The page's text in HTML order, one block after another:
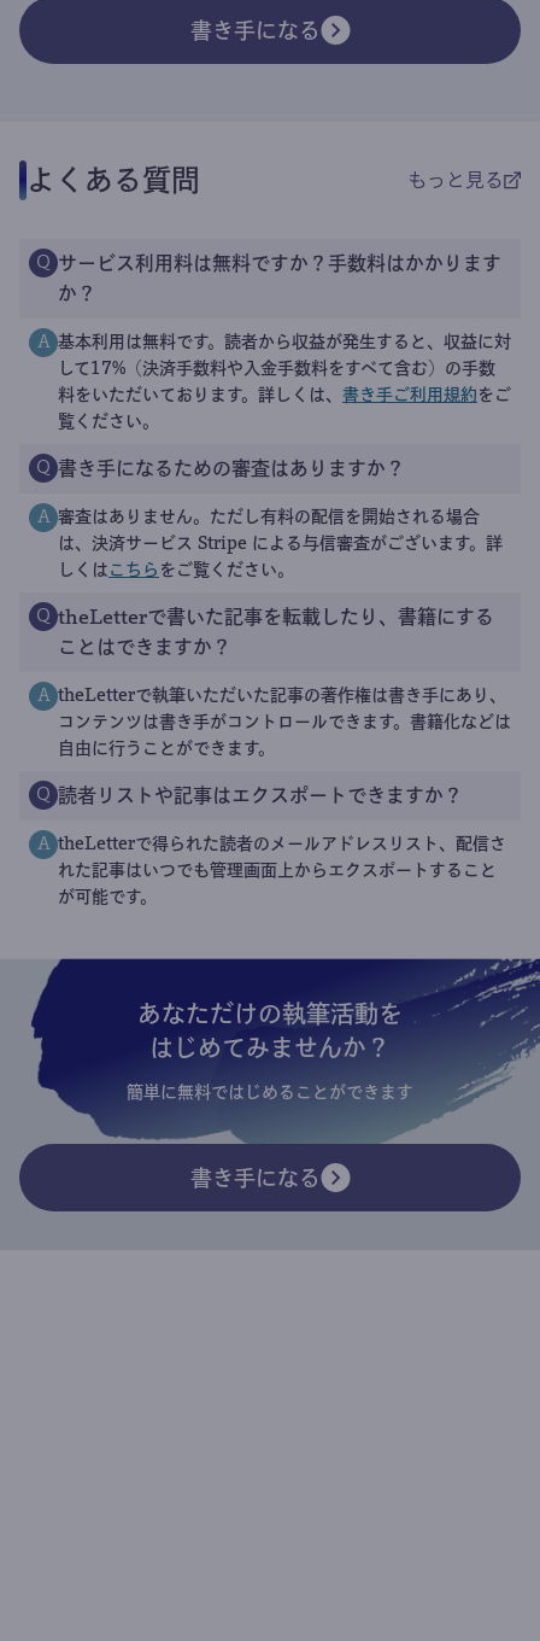
書き手になる
よくある質問 もっと見る
Q サービス利用料は無料ですか？手数料はかかります
か？
A 基本利用は無料です。読者から収益が発生すると、収益に対
して17%（決済手数料や入金手数料をすべて含む）の手数
料をいただいております。詳しくは、 書き手ご利用規約 をご
覧ください。
Q 書き手になるための審査はありますか？
A 審査はありません。ただし有料の配信を開始される場合
は、決済サービス Stripe による与信審査がございます。詳
しくは こちら をご覧ください。
Q theLetterで書いた記事を転載したり、書籍にする
ことはできますか？
A theLetterで執筆いただいた記事の著作権は書き手にあり、
コンテンツは書き手がコントロールできます。書籍化などは
自由に行うことができます。
Q 読者リストや記事はエクスポートできますか？
A theLetterで得られた読者のメールアドレスリスト、配信さ
れた記事はいつでも管理画面上からエクスポートすること
が可能です。
あなただけの執筆活動を
はじめてみませんか？
簡単に無料ではじめることができます
書き手になる